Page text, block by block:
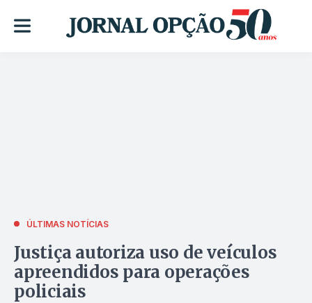
ÚLTIMAS NOTÍCIAS
Justiça autoriza uso de veículos
apreendidos para operações
policiais